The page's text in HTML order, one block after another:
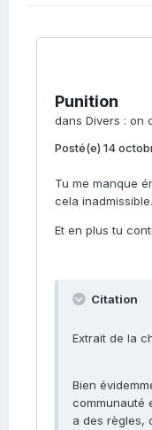
Punition
dans Divers : on
Posté(e) 14
Tu me manque
cela inadmissible.
Et en plus tu
Citation
Extrait de la
Bien
communauté
a des règles,